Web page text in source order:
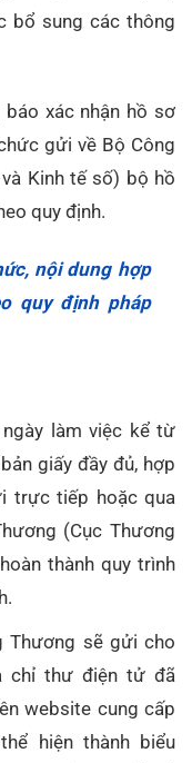
bổ sung các thông
xác nhận hồ sơ
gửi về Bộ Công
Kinh tế số) bộ hồ
quy định.
nội dung hợp
quy định pháp
làm việc kể từ
giấy đầy đủ, hợp
trực tiếp hoặc qua
(Cục Thương
thành quy trình
Thương sẽ gửi cho
chỉ thư điện tử đã
website cung cấp
hiện thành biểu